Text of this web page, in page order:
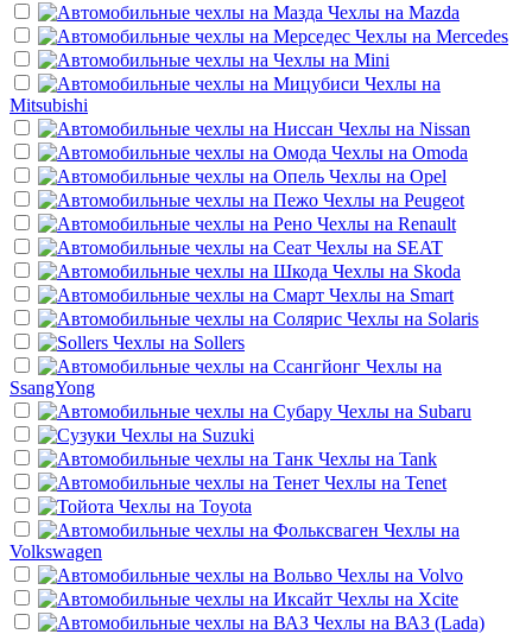
Чехлы на Mazda
Чехлы на Mercedes
Чехлы на Mini
Чехлы на
Mitsubishi
Чехлы на Nissan
Чехлы на Omoda
Чехлы на Opel
Чехлы на Peugeot
Чехлы на Renault
Чехлы на SEAT
Чехлы на Skoda
Чехлы на Smart
Чехлы на Solaris
Чехлы на Sollers
Чехлы на
SsangYong
Чехлы на Subaru
Чехлы на Suzuki
Чехлы на Tank
Чехлы на Tenet
Чехлы на Toyota
Чехлы на
Volkswagen
Чехлы на Volvo
Чехлы на Xcite
Чехлы на ВАЗ (Lada)